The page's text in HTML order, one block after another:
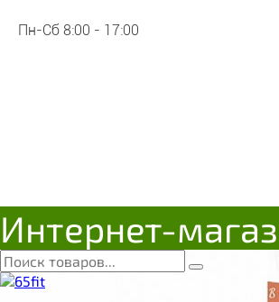
Пн-Сб 8:00 - 17:00
Интернет-